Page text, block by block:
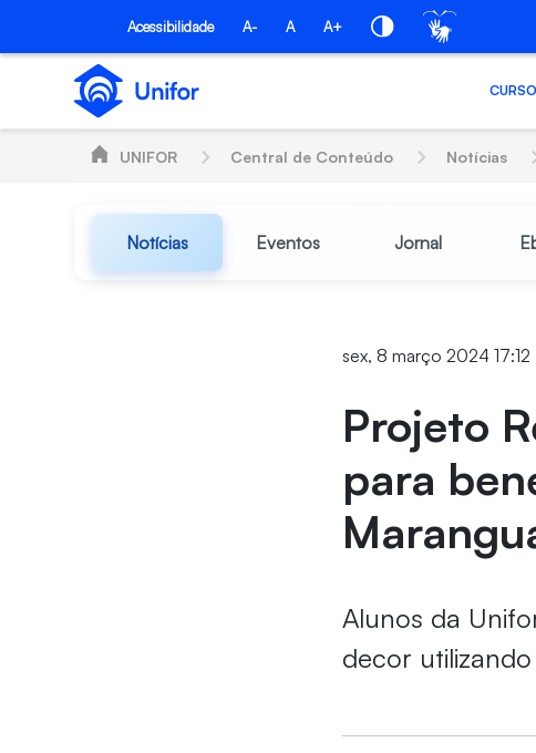
Pular para o Conteúdo principal
Acessibilidade A- A A+
UNIFOR Central de Conteúdo Notícias
Notícias Eventos Jornal
sex, 8 março 2024 17:12
Projeto
para
Alunos da
decor